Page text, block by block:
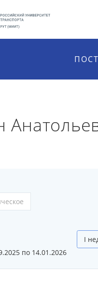
по 14.01.2026
I